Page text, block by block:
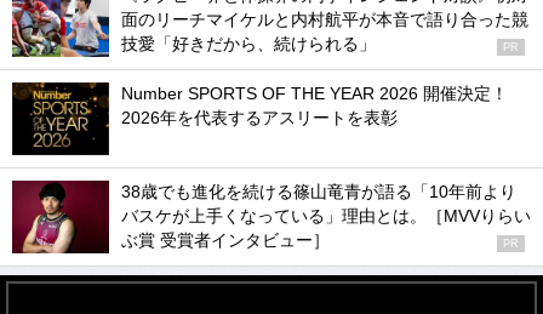
面のリーチマイケルと内村航平が本音で語り合った競
技愛「好きだから、続けられる」
PR
Number SPORTS OF THE YEAR 2026 開催決定！
2026年を代表するアスリートを表彰
38歳でも進化を続ける篠山竜青が語る「10年前より
バスケが上手くなっている」理由とは。［MVVりらい
ぶ賞 受賞者インタビュー］
PR